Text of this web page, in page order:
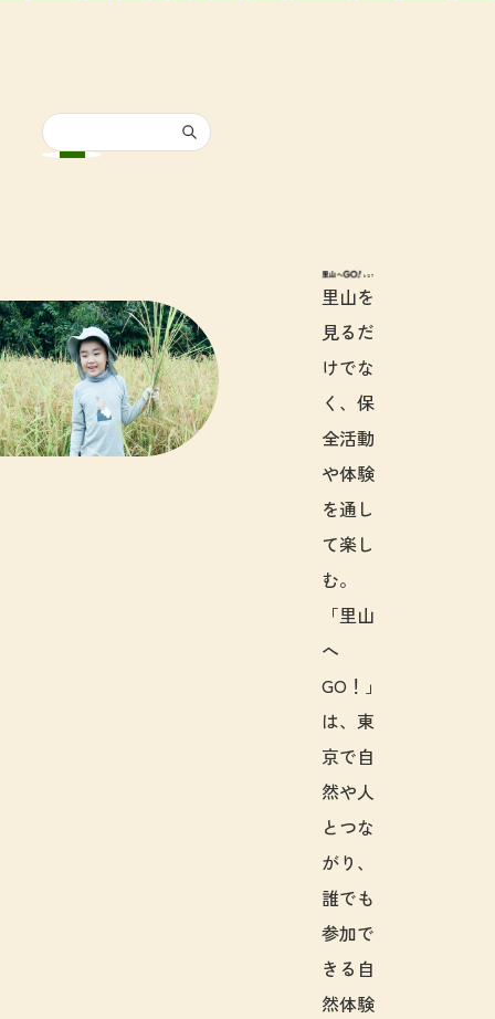
里山へGO!と
里山を
見るだ
けでな
く、保
全活動
や体験
を通し
て楽し
む。
「里山
へ
GO！」
は、東
京で自
然や人
とつな
がり、
誰でも
参加で
きる自
然体験